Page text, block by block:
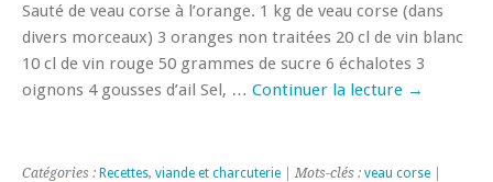
Sauté de veau corse à l’orange. 1 kg de veau corse (dans
divers morceaux) 3 oranges non traitées 20 cl de vin blanc
10 cl de vin rouge 50 grammes de sucre 6 échalotes 3
oignons 4 gousses d’ail Sel, … Continuer la lecture →
Catégories : Recettes, viande et charcuterie | Mots-clés : veau corse